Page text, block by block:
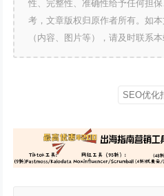
性、完整性、准确性给予任何担
考，文章版权归原作者所有。如
（内容、图片等），请及时联系
SEO优化